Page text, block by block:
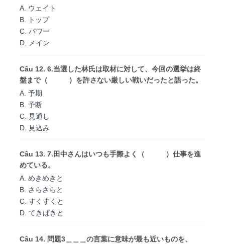
A. ウェイト
B. トップ
C. パワー
D. メイン
Câu 12. 6.当選した林氏は取材に対して、今回の選挙は終
盤まで（ ）を許さない厳しい戦いだったと語った。
A. 予期
B. 予断
C. 見通し
D. 見込み
Câu 13. 7.田中さんはいつも手際よく（ ）仕事を進
めている。
A. めきめきと
B. さらさらと
C. すくすくと
D. てきぱきと
Câu 14. 問題3＿＿＿の言葉に意味が最も近いものを、